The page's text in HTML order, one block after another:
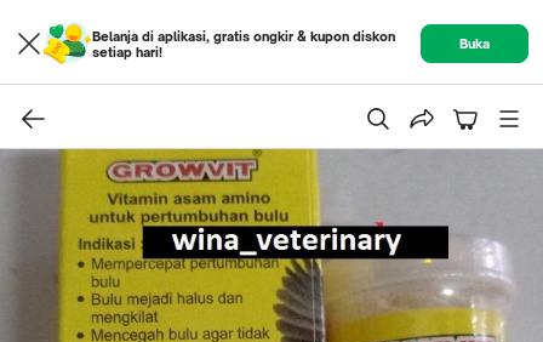
Belanja di aplikasi, gratis ongkir & kupon diskon
setiap hari!
Buka